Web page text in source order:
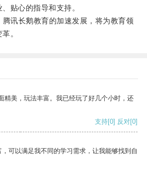
贴心的指导和支持。
长鹅教育的加速发展，将为教育领
。
精美，玩法丰富。我已经玩了好几个小时，还
支持[0] 反对[0]
可以满足我不同的学习需求，让我能够找到自